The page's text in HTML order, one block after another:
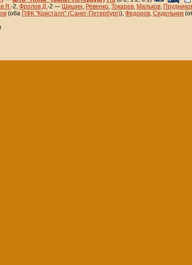
Я.-2, Фролов Д.-2 — Шишин, Ревенко, Токарев, Мальков,
(оба ПФК "Кристалл" (Санкт-Петербург)), Федоров, Сидельник